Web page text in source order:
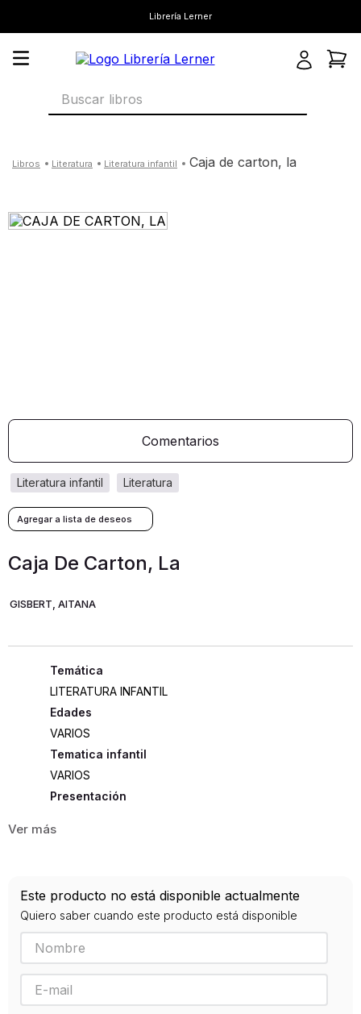
Librería Lerner
Buscar libros
literatura literatura infantil caja de carton, la
Comentarios
literatura
literatura infantil
Caja De Carton, La
GISBERT, AITANA
LITERATURA INFANTIL
Edades
VARIOS
Tematica infantil
VARIOS
Presentación
9788493617899
Editorial
HOTELPAPEL
Año de publicación
2010
Este producto no está disponible actualmente
Quiero saber cuando este producto está disponible